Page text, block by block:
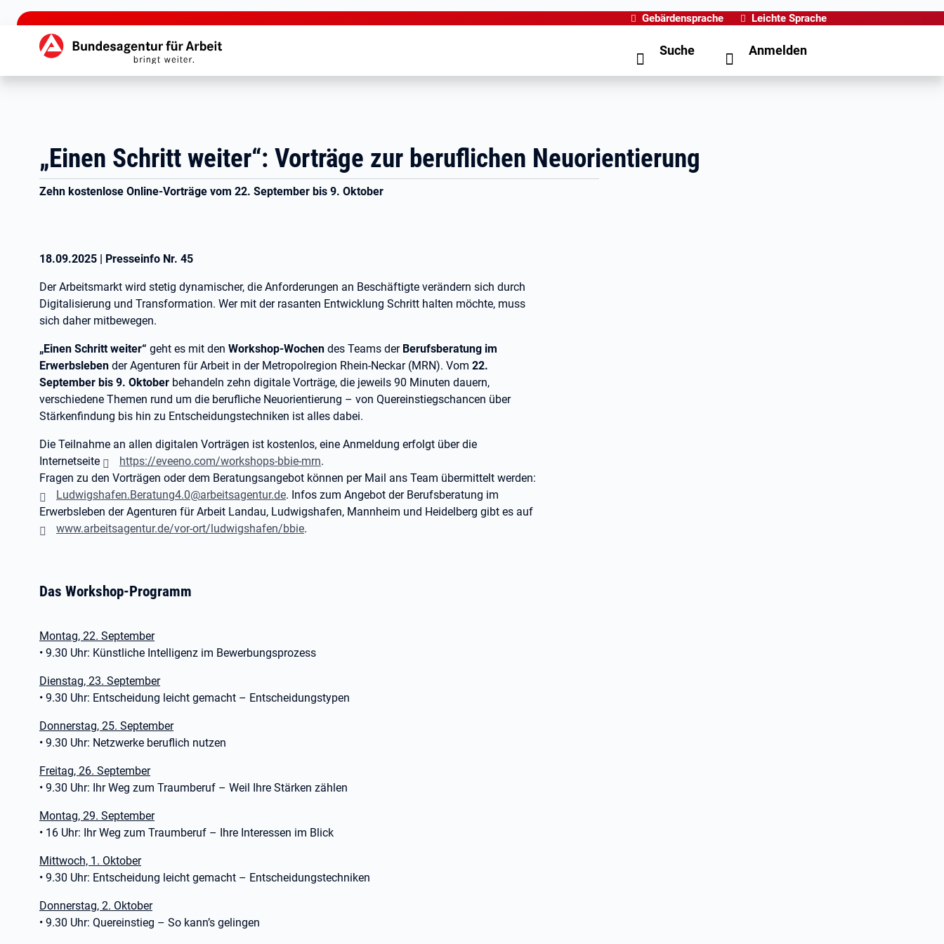
zu den Hauptinhalten springen
Gebärdensprache Leichte Sprache
Hauptnavigation Suche Anmelden
„Einen Schritt weiter“: Vorträge zur beruflichen Neuorientierung
Zehn kostenlose Online-Vorträge vom 22. September bis 9. Oktober
18.09.2025 | Presseinfo Nr. 45
Der Arbeitsmarkt wird stetig dynamischer, die Anforderungen an Beschäftigte verändern sich durch
Digitalisierung und Transformation. Wer mit der rasanten Entwicklung Schritt halten möchte, muss
sich daher mitbewegen.
„Einen Schritt weiter“ geht es mit den Workshop-Wochen des Teams der Berufsberatung im
Erwerbsleben der Agenturen für Arbeit in der Metropolregion Rhein-Neckar (MRN). Vom 22.
September bis 9. Oktober behandeln zehn digitale Vorträge, die jeweils 90 Minuten dauern,
verschiedene Themen rund um die berufliche Neuorientierung – von Quereinstiegschancen über
Stärkenfindung bis hin zu Entscheidungstechniken ist alles dabei.
Die Teilnahme an allen digitalen Vorträgen ist kostenlos, eine Anmeldung erfolgt über die
Internetseite
https://eveeno.com/workshops-bbie-mrn.
Fragen zu den Vorträgen oder dem Beratungsangebot können per Mail ans Team übermittelt werden:
Ludwigshafen.Beratung4.0@arbeitsagentur.de. Infos zum Angebot der Berufsberatung im
Erwerbsleben der Agenturen für Arbeit Landau, Ludwigshafen, Mannheim und Heidelberg gibt es auf
www.arbeitsagentur.de/vor-ort/ludwigshafen/bbie.
Das Workshop-Programm
Montag, 22. September
• 9.30 Uhr: Künstliche Intelligenz im Bewerbungsprozess
Dienstag, 23. September
• 9.30 Uhr: Entscheidung leicht gemacht – Entscheidungstypen
Donnerstag, 25. September
• 9.30 Uhr: Netzwerke beruflich nutzen
Freitag, 26. September
• 9.30 Uhr: Ihr Weg zum Traumberuf – Weil Ihre Stärken zählen
Montag, 29. September
• 16 Uhr: Ihr Weg zum Traumberuf – Ihre Interessen im Blick
Mittwoch, 1. Oktober
• 9.30 Uhr: Entscheidung leicht gemacht – Entscheidungstechniken
Donnerstag, 2. Oktober
• 9.30 Uhr: Quereinstieg – So kann’s gelingen